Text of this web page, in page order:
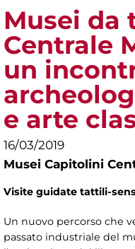
Musei da
Centrale
un
e arte
16/03/2019
Musei Capitolini
Visite guidate tattili-
Un nuovo percorso che
passato industriale del